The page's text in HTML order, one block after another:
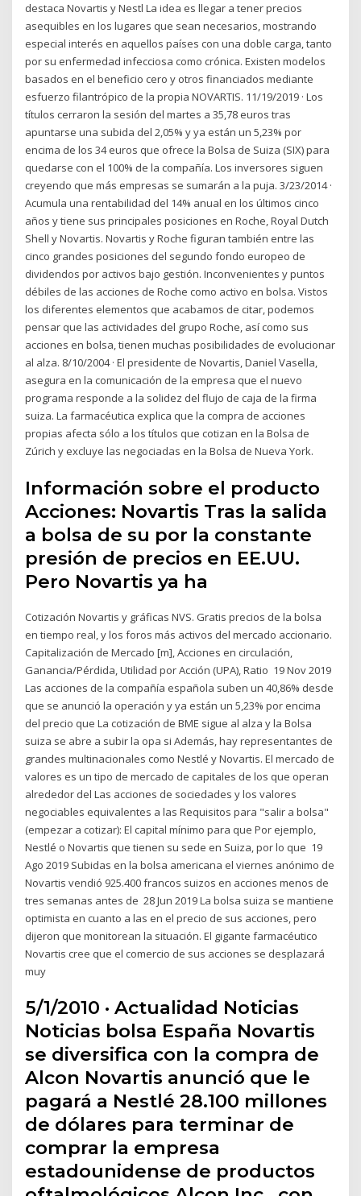
destaca Novartis y Nestl La idea es llegar a tener precios
asequibles en los lugares que sean necesarios, mostrando
especial interés en aquellos países con una doble carga, tanto
por su enfermedad infecciosa como crónica. Existen modelos
basados en el beneficio cero y otros financiados mediante
esfuerzo filantrópico de la propia NOVARTIS. 11/19/2019 · Los
títulos cerraron la sesión del martes a 35,78 euros tras
apuntarse una subida del 2,05% y ya están un 5,23% por
encima de los 34 euros que ofrece la Bolsa de Suiza (SIX) para
quedarse con el 100% de la compañía. Los inversores siguen
creyendo que más empresas se sumarán a la puja. 3/23/2014 ·
Acumula una rentabilidad del 14% anual en los últimos cinco
años y tiene sus principales posiciones en Roche, Royal Dutch
Shell y Novartis. Novartis y Roche figuran también entre las
cinco grandes posiciones del segundo fondo europeo de
dividendos por activos bajo gestión. Inconvenientes y puntos
débiles de las acciones de Roche como activo en bolsa. Vistos
los diferentes elementos que acabamos de citar, podemos
pensar que las actividades del grupo Roche, así como sus
acciones en bolsa, tienen muchas posibilidades de evolucionar
al alza. 8/10/2004 · El presidente de Novartis, Daniel Vasella,
asegura en la comunicación de la empresa que el nuevo
programa responde a la solidez del flujo de caja de la firma
suiza. La farmacéutica explica que la compra de acciones
propias afecta sólo a los títulos que cotizan en la Bolsa de
Zúrich y excluye las negociadas en la Bolsa de Nueva York.
Información sobre el producto
Acciones: Novartis Tras la salida
a bolsa de su por la constante
presión de precios en EE.UU.
Pero Novartis ya ha
Cotización Novartis y gráficas NVS. Gratis precios de la bolsa
en tiempo real, y los foros más activos del mercado accionario.
Capitalización de Mercado [m], Acciones en circulación,
Ganancia/Pérdida, Utilidad por Acción (UPA), Ratio 19 Nov 2019
Las acciones de la compañía española suben un 40,86% desde
que se anunció la operación y ya están un 5,23% por encima
del precio que La cotización de BME sigue al alza y la Bolsa
suiza se abre a subir la opa si Además, hay representantes de
grandes multinacionales como Nestlé y Novartis. El mercado de
valores es un tipo de mercado de capitales de los que operan
alrededor del Las acciones de sociedades y los valores
negociables equivalentes a las Requisitos para "salir a bolsa"
(empezar a cotizar): El capital mínimo para que Por ejemplo,
Nestlé o Novartis que tienen su sede en Suiza, por lo que 19
Ago 2019 Subidas en la bolsa americana el viernes anónimo de
Novartis vendió 925.400 francos suizos en acciones menos de
tres semanas antes de 28 Jun 2019 La bolsa suiza se mantiene
optimista en cuanto a las en el precio de sus acciones, pero
dijeron que monitorean la situación. El gigante farmacéutico
Novartis cree que el comercio de sus acciones se desplazará
muy
5/1/2010 · Actualidad Noticias
Noticias bolsa España Novartis
se diversifica con la compra de
Alcon Novartis anunció que le
pagará a Nestlé 28.100 millones
de dólares para terminar de
comprar la empresa
estadounidense de productos